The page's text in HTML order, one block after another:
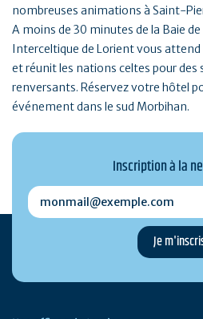
nombreuses animations à Saint-
A moins de 30 minutes de la Baie
Interceltique de Lorient vous
et réunit les nations celtes pour des
renversants. Réservez votre hôtel
événement dans le sud Morbihan.
Inscription à la
monmail@exemple.com